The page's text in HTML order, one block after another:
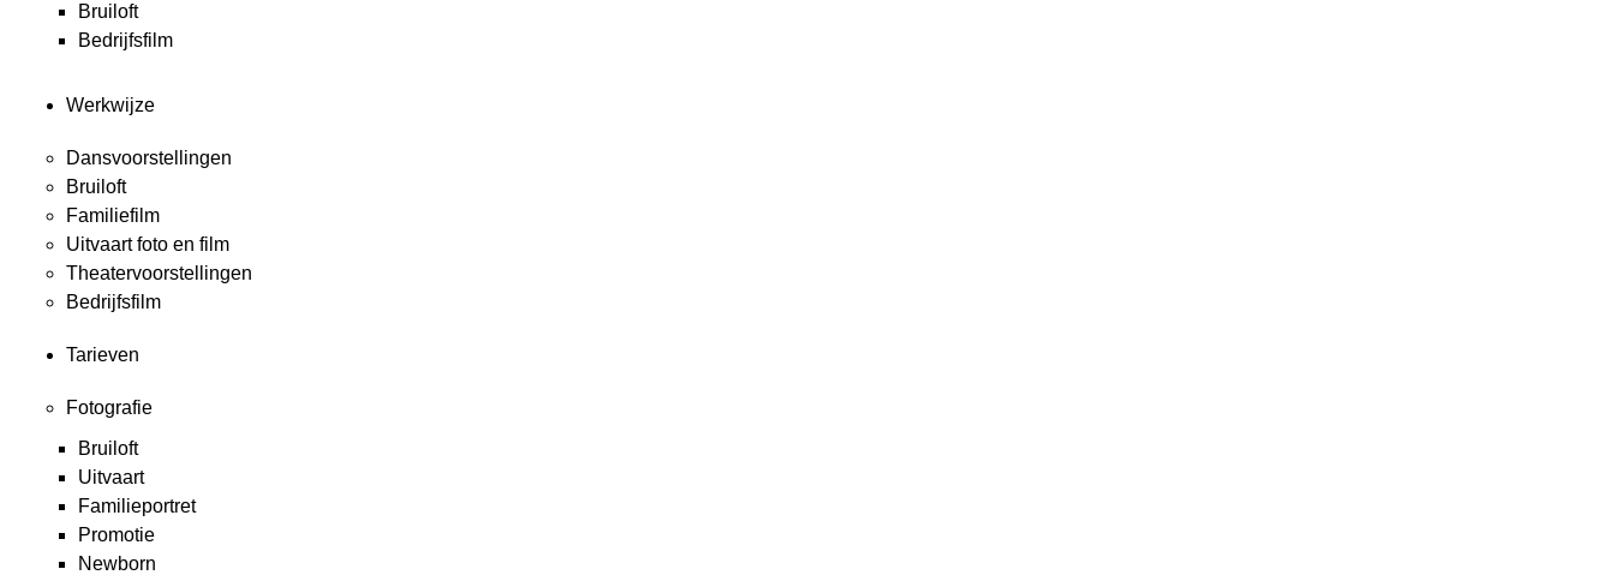
Bruiloft
Bedrijfsfilm
Werkwijze
Dansvoorstellingen
Bruiloft
Familiefilm
Uitvaart foto en film
Theatervoorstellingen
Bedrijfsfilm
Tarieven
Fotografie
Bruiloft
Uitvaart
Familieportret
Promotie
Newborn